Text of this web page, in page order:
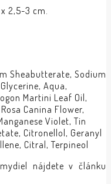
2,5-3 cm.
Sheabutterate, Sodium
Aqua,
Martini Leaf Oil,
Canina Flower,
Violet, Tin
Citronellol, Geranyl
Citral, Terpineol
nájdete v článku